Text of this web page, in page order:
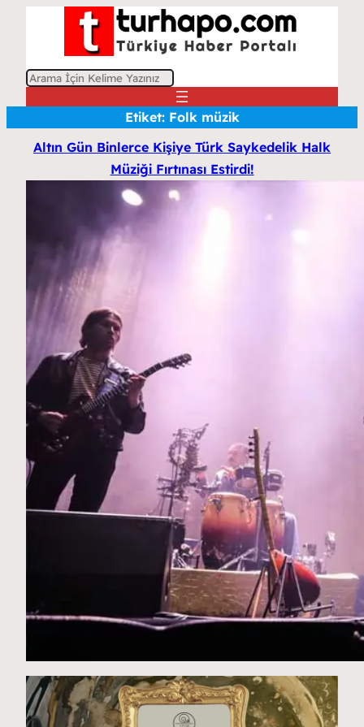
A
Etiket: Folk müzik
Altın Gün Binlerce Kişiye Türk Saykedelik Halk
Müziği Fırtınası Estirdi!